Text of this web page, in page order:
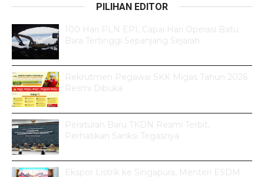
PILIHAN EDITOR
100 Hari PLN EPI, Capai Hari Operasi Batu
Bara Tertinggi Sepanjang Sejarah
Rekrutmen Pegawai SKK Migas Tahun 2026
Resmi Dibuka
Peraturan Baru TKDN Resmi Terbit,
Perhatikan Sanksi Tegasnya
Ekspor Listrik ke Singapura, Menteri ESDM